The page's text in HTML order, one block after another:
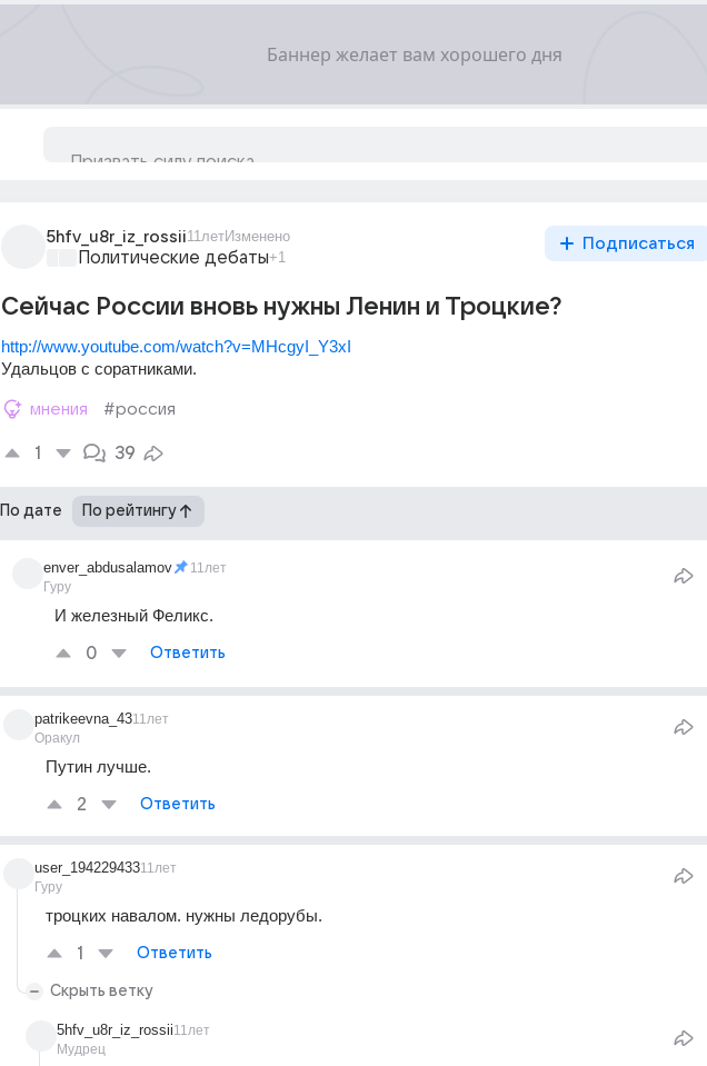
5hfv_u8r_iz_rossii11летИзменено
Политические дебаты+1
Подписаться
Сейчас России вновь нужны Ленин и Троцкие?
http://www.youtube.com/watch?v=MHcgyI_Y3xI
Удальцов с соратниками.
мнения #россия
1 39
По дате По рейтингу
enver_abdusalamov
Гуру
11лет
И железный Феликс.
0 Ответить
patrikeevna_43
Оракул
11лет
Путин лучше.
2 Ответить
user_194229433
Гуру
11лет
троцких навалом. нужны ледорубы.
1 Ответить
Скрыть ветку
5hfv_u8r_iz_rossii
Мудрец
11лет